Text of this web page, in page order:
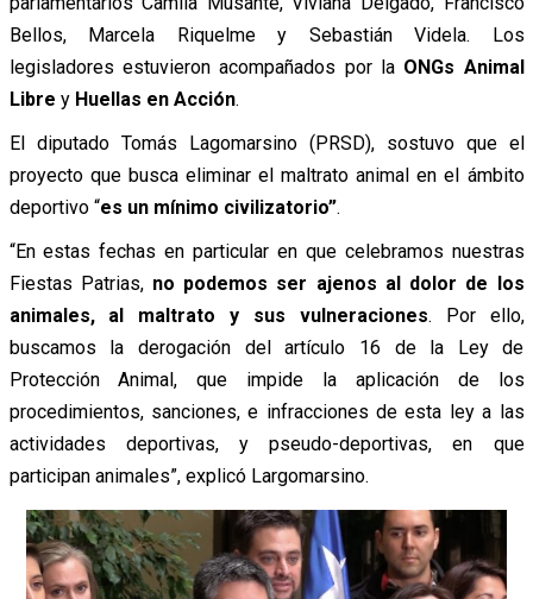
Bellos, Marcela Riquelme y Sebastián Videla. Los
legisladores estuvieron acompañados por la ONGs Animal
Libre y Huellas en Acción.
El diputado Tomás Lagomarsino (PRSD), sostuvo que el
proyecto que busca eliminar el maltrato animal en el ámbito
deportivo “es un mínimo civilizatorio”.
“En estas fechas en particular en que celebramos nuestras
Fiestas Patrias, no podemos ser ajenos al dolor de los
animales, al maltrato y sus vulneraciones. Por ello,
buscamos la derogación del artículo 16 de la Ley de
Protección Animal, que impide la aplicación de los
procedimientos, sanciones, e infracciones de esta ley a las
actividades deportivas, y pseudo-deportivas, en que
participan animales”, explicó Largomarsino.